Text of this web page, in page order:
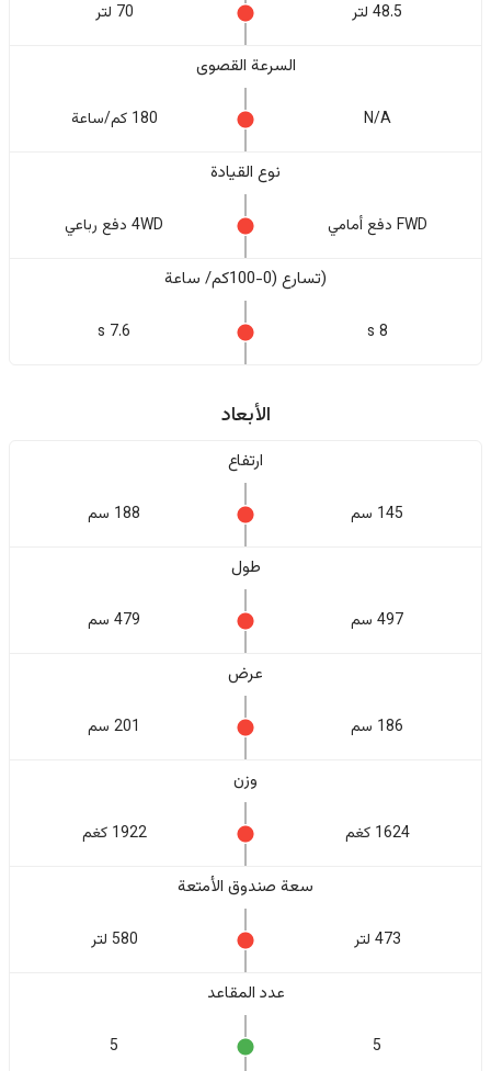
48.5 لتر 70 لتر
السرعة القصوى
N/A 180 كم/ساعة
نوع القيادة
FWD دفع أمامي 4WD دفع رباعي
(تسارع (0-100كم/ ساعة
8 s
7.6 s
الأبعاد
ارتفاع
145 سم 188 سم
طول
497 سم 479 سم
عرض
186 سم 201 سم
وزن
1624 كغم 1922 كغم
سعة صندوق الأمتعة
473 لتر 580 لتر
عدد المقاعد
5
5